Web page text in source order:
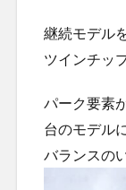
継続モデル
ツインチッ
パーク要素
台のモデル
バランスの